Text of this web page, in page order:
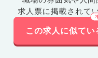
求人票に掲載されて
この求人に似て